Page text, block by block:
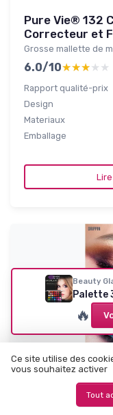
Pure Vie® 132
Correcteur et
Grosse mallette de
6.0/10★★★★★
★★★★★
Rapport qualité-prix
Design
Materiaux
Emballage
PROFUSION
Palette
Beauty
Palette
🔥
Ce site utilise des
vous souhaitez activer
Tout